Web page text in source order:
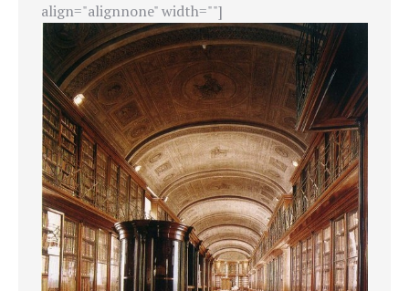
align="alignnone" width=""]